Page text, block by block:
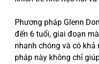
Phương pháp Glenn
đến 6 tuổi, giai đoạn
nhanh chóng và có
pháp này không chỉ